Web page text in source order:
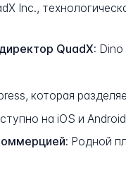
Inc.,
QuadX:
которая
на iOS и
Родной